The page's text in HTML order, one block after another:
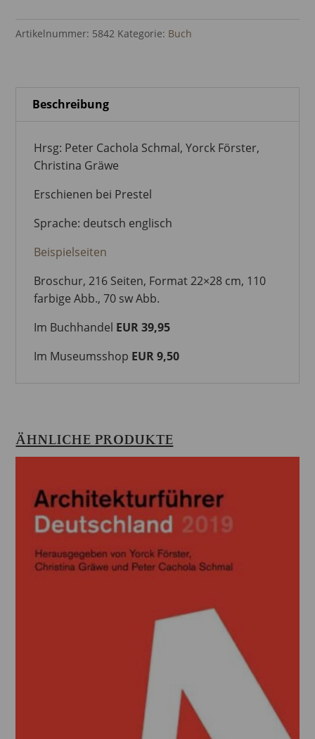
201415
Artikelnummer: 5842 Kategorie: Buch
Beschreibung
Hrsg: Peter Cachola Schmal, Yorck Förster,
Christina Gräwe
Erschienen bei Prestel
Sprache: deutsch englisch
Beispielseiten
Broschur, 216 Seiten, Format 22×28 cm, 110
farbige Abb., 70 sw Abb.
Im Buchhandel EUR39,95
Im Museumsshop EUR 9,50
ÄHNLICHE PRODUKTE